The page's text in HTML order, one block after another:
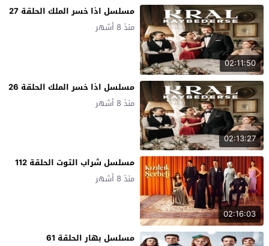
02:11:50
مسلسل اذا خسر الملك الحلقة 27
منذ 8 أشهر
02:13:27
مسلسل اذا خسر الملك الحلقة 26
منذ 8 أشهر
02:16:03
مسلسل شراب التوت الحلقة 112
منذ 8 أشهر
مسلسل بهار الحلقة 61